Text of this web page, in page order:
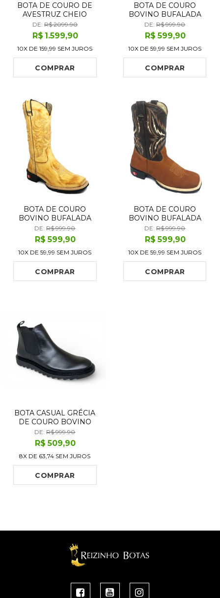
BOTA DE COURO DE
AVESTRUZ CHEIO
LARANJA - CANO ALTO,
BICO QUADRADO,
SOLADO FLEX COMFORT
DE: R$ 2099.90
R$ 1.599,90
10X DE159,99 SEM JUROS
COMPRAR
BOTA DE COURO
BOVINO BUFALADA
CARAMELO BURNED -
CANO ALTO, BICO
QUADRADO, SOLADO
FLEX COMFORT
DE:R$ 999.90
R$ 599,90
10X DE59,99 SEM JUROS
COMPRAR
BOTA DE COURO
BOVINO BUFALADA
AMARELO LÁTEGO
BURNED - CANO ALTO,
BICO QUADRADO,
SOLADO FLEX COMFORT
DE:R$ 999.90
R$ 599,90
10X DE59,99 SEM JUROS
COMPRAR
BOTA DE COURO
BOVINO BUFALADA
CARAMELO - CANO
MÉDIO, BICO
QUADRADO, SOLADO
FLEX COMFORT
DE:R$ 999.90
R$ 599,90
10X DE59,99 SEM JUROS
COMPRAR
BOTA CASUAL GRÉCIA
DE COURO BOVINO
PRETO - CANO CURTO
ELÁSTICO, BICO
REDONDO | REIZINHO
BOTAS
DE:R$ 999.90
R$ 509,90
8X DE 63,74 SEM JUROS
COMPRAR